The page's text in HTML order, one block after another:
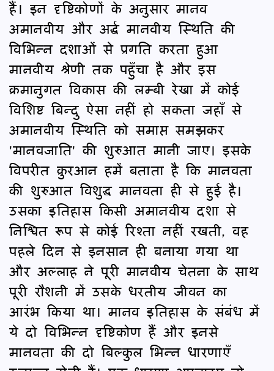
हैं। इन दृष्टिकोणों के अनुसार मानव
अमानवीय और अर्द्ध मानवीय स्थिति की
विभिन्न दशाओं से प्रगति करता हुआ
मानवीय श्रेणी तक पहुँचा है और इस
क्रमानुगत विकास की लम्बी रेखा में कोई
विशिष्ट बिन्दु ऐसा नहीं हो सकता जहाँ से
अमानवीय स्थिति को समाप्त समझकर
'मानवजाति' की शुरुआत मानी जाए। इसके
विपरीत क़ुरआन हमें बताता है कि मानवता
की शुरुआत विशुद्ध मानवता ही से हुई है।
उसका इतिहास किसी अमानवीय दशा से
निश्चित रूप से कोई रिश्ता नहीं रखती, वह
पहले दिन से इनसान ही बनाया गया था
और अल्लाह ने पूरी मानवीय चेतना के साथ
पूरी रौशनी में उसके धरतीय जीवन का
आरंभ किया था। मानव इतिहास के संबंध में
ये दो विभिन्न दृष्टिकोण हैं और इनसे
मानवता की दो बिल्कुल भिन्न धारणाएँ